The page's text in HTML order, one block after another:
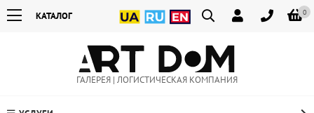
0
КАТАЛОГ
ГАЛЕРЕЯ | ЛОГИСТИЧЕСКАЯ КОМПАНИЯ